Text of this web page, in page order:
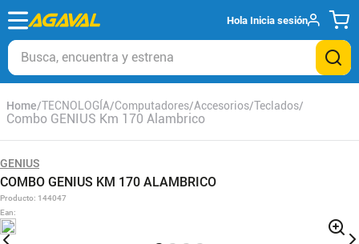
Hola Inicia sesión
Busca, encuentra y estrena
TECNOLOGÍA Computadores Accesorios Teclados
Combo GENIUS Km 170 Alambrico
GENIUS
COMBO GENIUS KM 170 ALAMBRICO
Producto: 144047
Ean: